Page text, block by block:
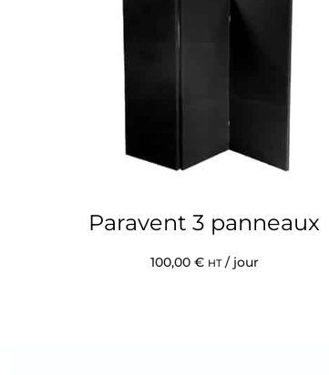
Paravent 3 panneaux
100,00 € HT/ jour